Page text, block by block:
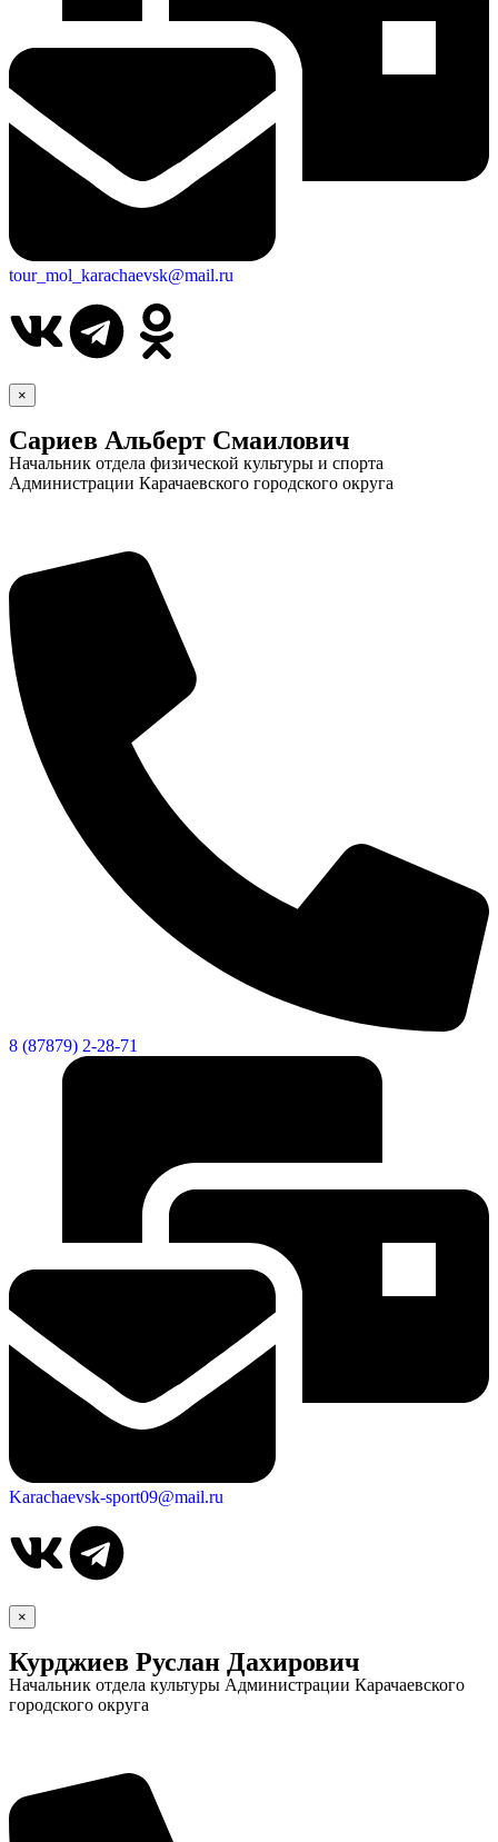
tour_mol_karachaevsk@mail.ru
×
Сариев Альберт Смаилович
Начальник отдела физической культуры и спорта
Администрации Карачаевского городского округа
8 (87879) 2-28-71
Karachaevsk-sport09@mail.ru
×
Курджиев Руслан Дахирович
Начальник отдела культуры Администрации Карачаевского
городского округа